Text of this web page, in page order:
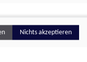
Nichts akzeptieren